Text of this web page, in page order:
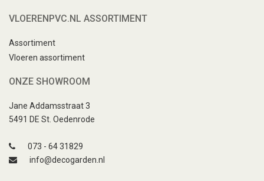
VLOERENPVC.NL ASSORTIMENT
Assortiment
Vloeren assortiment
ONZE SHOWROOM
Jane Addamsstraat 3
5491 DE St. Oedenrode
073 - 64 31829
info@decogarden.nl